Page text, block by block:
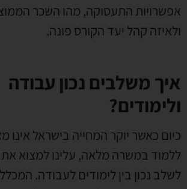
אפשרויות התעסוקה, מהו השכר
ולאיזה קהל יעד הקורס פונה.
איך משלבים נכון עבודה
ולימודים?
כיום כאשר יוקר המחייה בישראל אינו
ללמוד במשרה מלאה, עלינו למצוא
לשלב נכון בין לימודים לעבודה.